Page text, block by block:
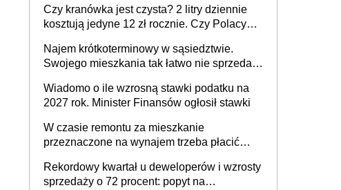
Czy kranówka jest czysta? 2 litry dziennie
kosztują jedyne 12 zł rocznie. Czy Polacy
Najem krótkoterminowy w sąsiedztwie.
Swojego mieszkania tak łatwo nie sprzedaż
Wiadomo o ile wzrosną stawki podatku na
2027 rok. Minister Finansów ogłosił stawki
W czasie remontu za mieszkanie
przeznaczone na wynajem trzeba płacić
realizuje w nim potrzeb mieszkaniowych
Rekordowy kwartał u deweloperów i wzrosty
sprzedaży o 72 procent: popyt na